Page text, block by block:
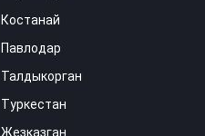
Костанай
Павлодар
Талдыкорган
Туркестан
Жезказган